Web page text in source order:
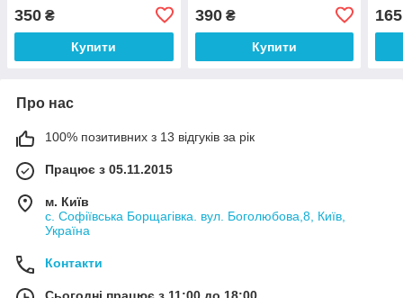
350 ₴
Купити
390₴
Купити
165
Про нас
100% позитивних з 13 відгуків за рік
Працює з 05.11.2015
м. Київ
с. Софіївська Борщагівка. вул. Боголюбова,8, Київ,
Україна
Контакти